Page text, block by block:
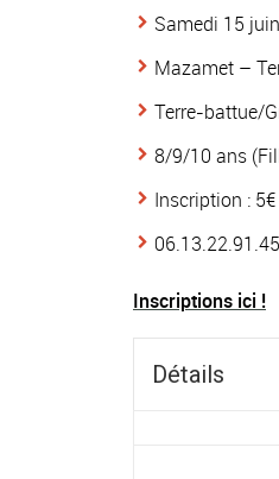
Samedi 15
Mazamet –
Terre-battue/
8/9/10 ans
Inscription : 5€
Inscriptions ici !
Détails